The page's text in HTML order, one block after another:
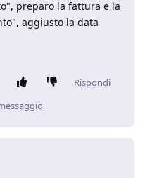
preparo la fattura e la
aggiusto la data
Rispondi